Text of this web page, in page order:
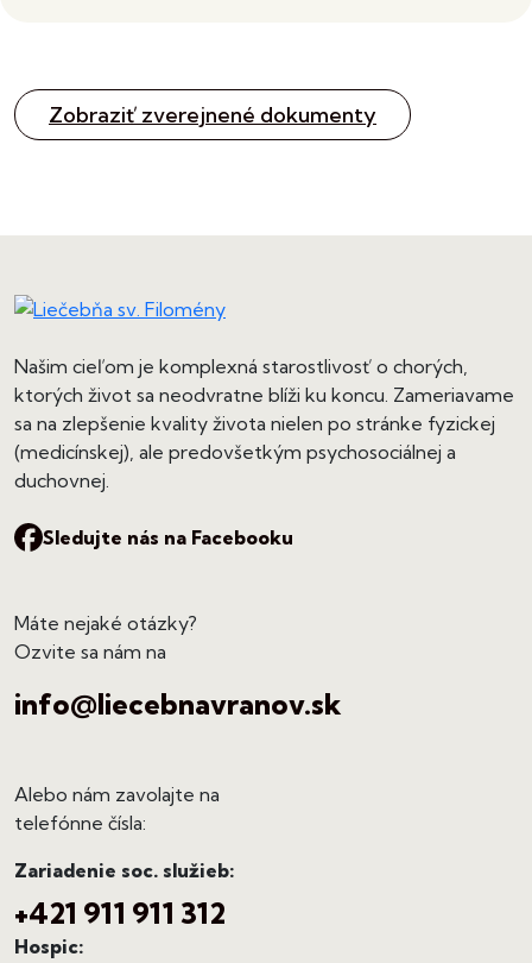
Zobraziť zverejnené dokumenty
Našim cieľom je komplexná starostlivosť o chorých,
ktorých život sa neodvratne blíži ku koncu. Zameriavame
sa na zlepšenie kvality života nielen po stránke fyzickej
(medicínskej), ale predovšetkým psychosociálnej a
duchovnej.
Sledujte nás na Facebooku
Máte nejaké otázky?
Ozvite sa nám na
info@liecebnavranov.sk
Alebo nám zavolajte na
telefónne čísla:
Zariadenie soc. služieb:
+421 911 911 312
Hospic: